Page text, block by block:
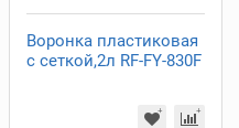
Воронка пластиковая
с сеткой,2л RF-FY-830F